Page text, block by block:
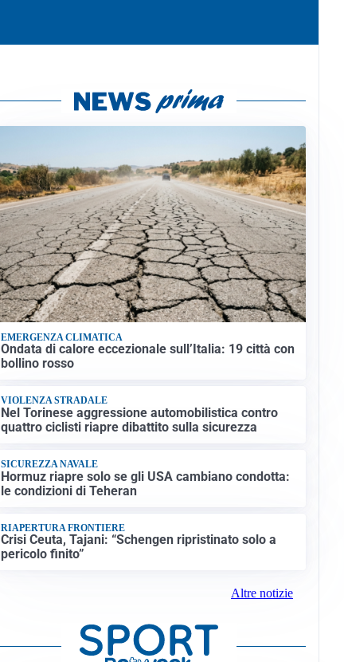
EMERGENZA CLIMATICA
Ondata di calore eccezionale sull’Italia: 19 città con
bollino rosso
VIOLENZA STRADALE
Nel Torinese aggressione automobilistica contro
quattro ciclisti riapre dibattito sulla sicurezza
SICUREZZA NAVALE
Hormuz riapre solo se gli USA cambiano condotta:
le condizioni di Teheran
RIAPERTURA FRONTIERE
Crisi Ceuta, Tajani: “Schengen ripristinato solo a
pericolo finito”
Altre notizie